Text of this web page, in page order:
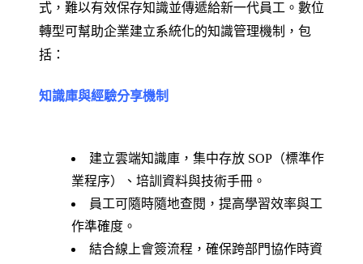
式，難以有效保存知識並傳遞給新一代員工。數位
轉型可幫助企業建立系統化的知識管理機制，包
括：
知識庫與經驗分享機制
建立雲端知識庫，集中存放 SOP（標準作
業程序）、培訓資料與技術手冊。
員工可隨時隨地查閱，提高學習效率與工
作準確度。
結合線上會簽流程，確保跨部門協作時資